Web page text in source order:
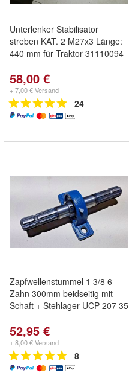
Unterlenker Stabilisator
streben KAT. 2 M27x3 Länge:
440 mm für Traktor 31110094
58,00 €
+ 7,00 € Versand
24
Zapfwellenstummel 1 3/8 6
Zahn 300mm beidseitig mit
Schaft + Stehlager UCP 207 35
52,95 €
+ 8,00 € Versand
8